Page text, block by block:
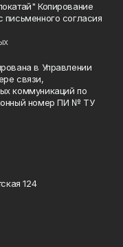
Копирование
согласия
в Управлении
связи,
коммуникаций по
номер ПИ № ТУ
124